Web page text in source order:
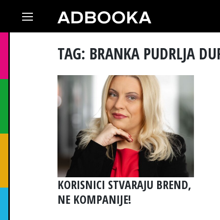
TAG: BRANKA PUDRLJA
KORISNICI STVARAJU BREND,
NE KOMPANIJE!